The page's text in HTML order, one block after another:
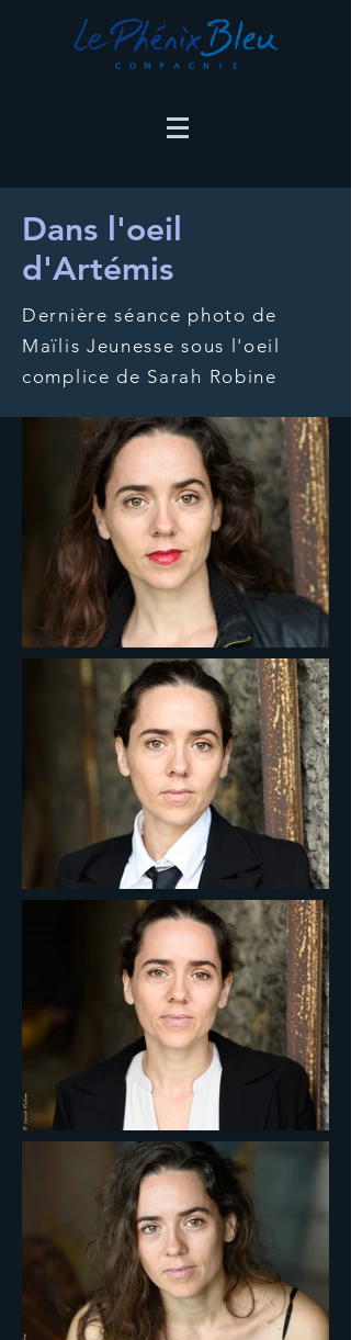
Dans l'oeil
d'Artémis
Dernière séance photo de
Maïlis Jeunesse sous l'oeil
complice de Sarah Robine